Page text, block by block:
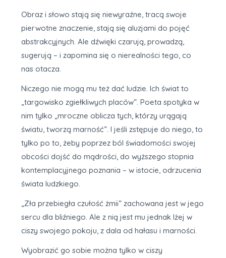
Obraz i słowo stają się niewyraźne, tracą swoje
pierwotne znaczenie, stają się aluzjami do pojęć
abstrakcyjnych. Ale dźwięki czarują, prowadzą,
sugerują – i zapomina się o nierealności tego, co
nas otacza.
Niczego nie mogą mu też dać ludzie. Ich świat to
„targowisko zgiełkliwych placów”. Poeta spotyka w
nim tylko „mroczne oblicza tych, którzy urągają
światu, tworzą marność”. I jeśli zstępuje do niego, to
tylko po to, żeby poprzez ból świadomości swojej
obcości dojść do mądrości, do wyższego stopnia
kontemplacyjnego poznania – w istocie, odrzucenia
świata ludzkiego.
„Zła przebiegła czułość żmii” zachowana jest w jego
sercu dla bliźniego. Ale z nią jest mu jednak lżej w
ciszy swojego pokoju, z dala od hałasu i marności.
Wyobrazić go sobie można tylko w ciszy